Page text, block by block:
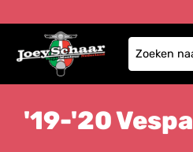
'19-'20 Vespa